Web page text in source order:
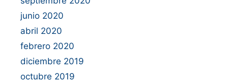
junio 2020
abril 2020
febrero 2020
diciembre 2019
octubre 2019